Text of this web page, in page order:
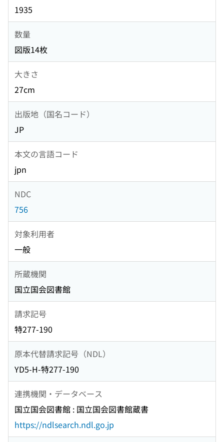
1935
数量
図版14枚
大きさ
27cm
出版地（国名コード）
JP
本文の言語コード
jpn
NDC
756
対象利用者
一般
所蔵機関
国立国会図書館
請求記号
特277-190
原本代替請求記号（NDL）
YD5-H-特277-190
連携機関・データベース
国立国会図書館 : 国立国会図書館蔵書
https://ndlsearch.ndl.go.jp